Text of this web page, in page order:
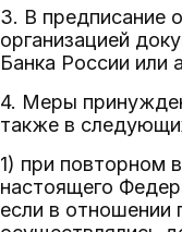
3. В предписание
организацией
Банка России или
4. Меры
также в
1) при повторном
настоящего
если в отношении